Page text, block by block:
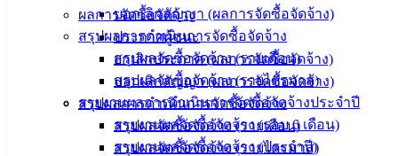
บอกเลิกสัญญา (ผลการจัดซื้อจัดจ้าง)
สรุปผลการดำเนินการจัดซื้อจัดจ้าง
สรุปผลจัดซื้อจัดจ้าง (รายเดือน)
สรุปผลจัดซื้อจัดจ้าง (รายไตรมาส)
รายงานผลการดำเนินการจัดซื้อจัดจ้างประจำปี
รายงานผลจัดซื้อจัดจ้าง (รอบ 6 เดือน)
รายงานผลจัดซื้อจัดจ้าง (ประจำปี)
ผลการจัดซื้อจัดจ้าง
ประกาศผู้ชนะ
ยกเลิกประกาศ (ผลการจัดซื้อจัดจ้าง)
บอกเลิกสัญญา (ผลการจัดซื้อจัดจ้าง)
สรุปผลการดำเนินการจัดซื้อจัดจ้าง
สรุปผลจัดซื้อจัดจ้าง (รายเดือน)
สรุปผลจัดซื้อจัดจ้าง (รายไตรมาส)
เทศบาลเมือง
อ่างศิลา 90/338
อ.เมือง จ.ชลบุรี